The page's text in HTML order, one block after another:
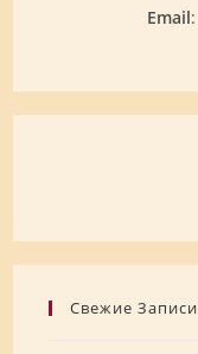
Email:
Свежие Записи